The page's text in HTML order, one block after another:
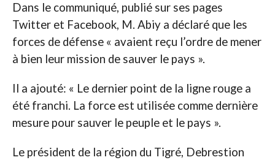
Dans le communiqué, publié sur ses pages
Twitter et Facebook, M. Abiy a déclaré que les
forces de défense « avaient reçu l’ordre de mener
à bien leur mission de sauver le pays ».
Il a ajouté: « Le dernier point de la ligne rouge a
été franchi. La force est utilisée comme dernière
mesure pour sauver le peuple et le pays ».
Le président de la région du Tigré, Debrestion